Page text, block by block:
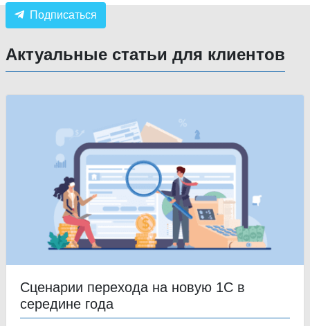
Подписаться
Актуальные статьи для клиентов
Сценарии перехода на новую 1С в
середине года